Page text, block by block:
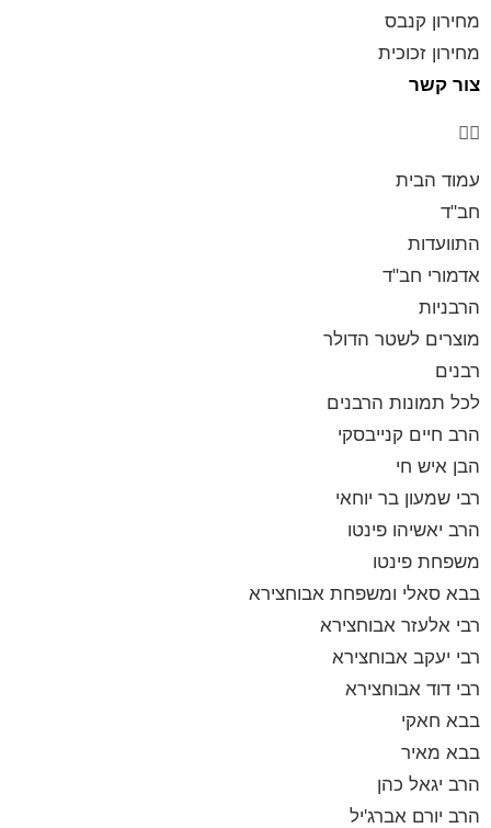
מחירון קנבס
מחירון זכוכית
צור קשר
עמוד הבית
חב"ד
התוועדות
אדמורי חב"ד
הרבניות
מוצרים לשטר הדולר
רבנים
לכל תמונות הרבנים
הרב חיים קנייבסקי
הבן איש חי
רבי שמעון בר יוחאי
הרב יאשיהו פינטו
משפחת פינטו
בבא סאלי ומשפחת אבוחצירא
רבי אלעזר אבוחצירא
רבי יעקב אבוחצירא
רבי דוד אבוחצירא
בבא חאקי
בבא מאיר
הרב יגאל כהן
הרב יורם אברג'יל